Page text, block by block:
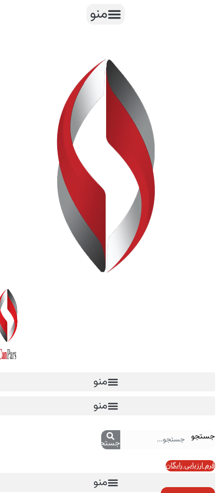
منو
منو
منو
جستجو
جستجو
فرم ارزیابی رایگان
منو